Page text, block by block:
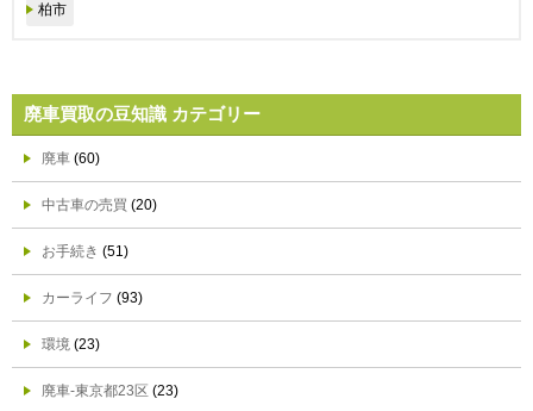
柏市
廃車買取の豆知識 カテゴリー
廃車 (60)
中古車の売買 (20)
お手続き (51)
カーライフ (93)
環境 (23)
廃車-東京都23区 (23)